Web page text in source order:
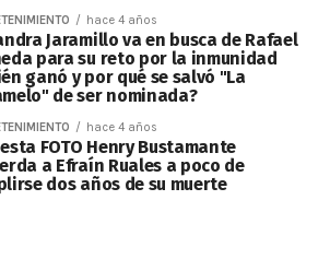
hace 4 años
Jaramillo va en busca de Rafael
para su reto por la inmunidad
ganó y por qué se salvó "La
de ser nominada?
hace 4 años
FOTO Henry Bustamante
a Efraín Ruales a poco de
dos años de su muerte